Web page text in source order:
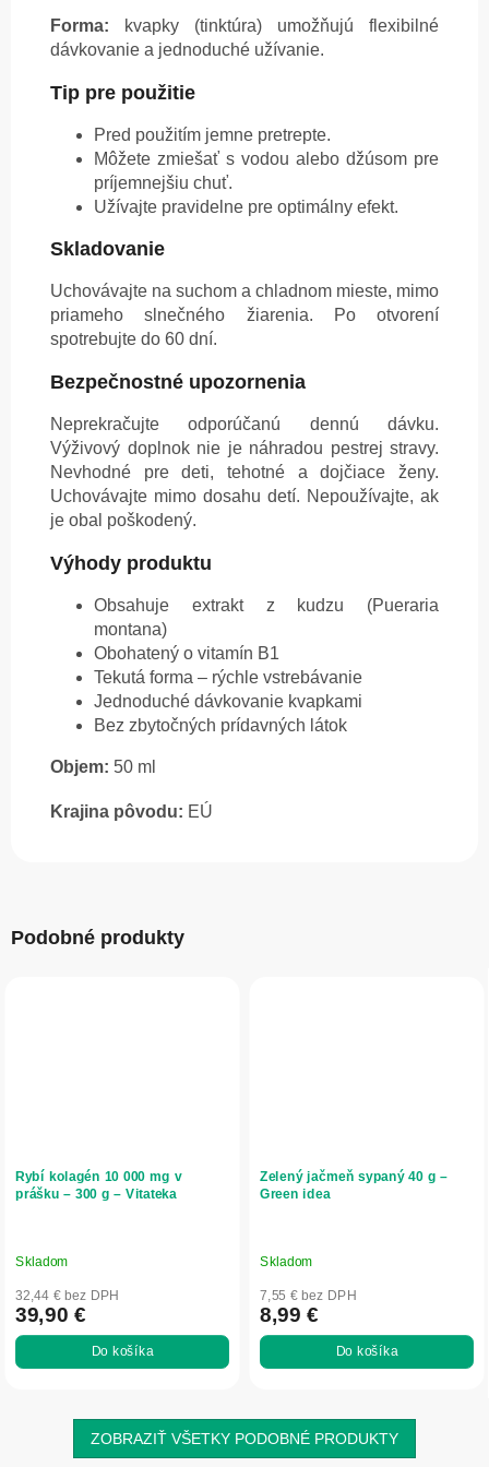
Forma: kvapky (tinktúra) umožňujú flexibilné
dávkovanie a jednoduché užívanie.
Tip pre použitie
Pred použitím jemne pretrepte.
Môžete zmiešať s vodou alebo džúsom pre
príjemnejšiu chuť.
Užívajte pravidelne pre optimálny efekt.
Skladovanie
Uchovávajte na suchom a chladnom mieste, mimo
priameho slnečného žiarenia. Po otvorení
spotrebujte do 60 dní.
Bezpečnostné upozornenia
Neprekračujte odporúčanú dennú dávku.
Výživový doplnok nie je náhradou pestrej stravy.
Nevhodné pre deti, tehotné a dojčiace ženy.
Uchovávajte mimo dosahu detí. Nepoužívajte, ak
je obal poškodený.
Výhody produktu
Obsahuje extrakt z kudzu (Pueraria
montana)
Obohatený o vitamín B1
Tekutá forma – rýchle vstrebávanie
Jednoduché dávkovanie kvapkami
Bez zbytočných prídavných látok
Objem: 50 ml
Krajina pôvodu: EÚ
Podobné produkty
Rybí kolagén 10 000 mg v
prášku – 300 g – Vitateka
Skladom
32,44 € bez DPH
39,90 €
Do košíka
Zelený jačmeň sypaný 40 g –
Green idea
Skladom
7,55 € bez DPH
8,99 €
Do košíka
ZOBRAZIŤ VŠETKY PODOBNÉ PRODUKTY